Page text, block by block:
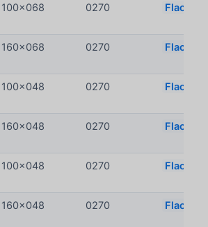
100x068 0270
160x068 0270
100x048 0270
160x048 0270
100x048 0270
160x048 0270